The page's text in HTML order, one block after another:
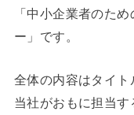
「中小企業者のた
ー」です。
全体の内容はタイ
当社がおもに担当